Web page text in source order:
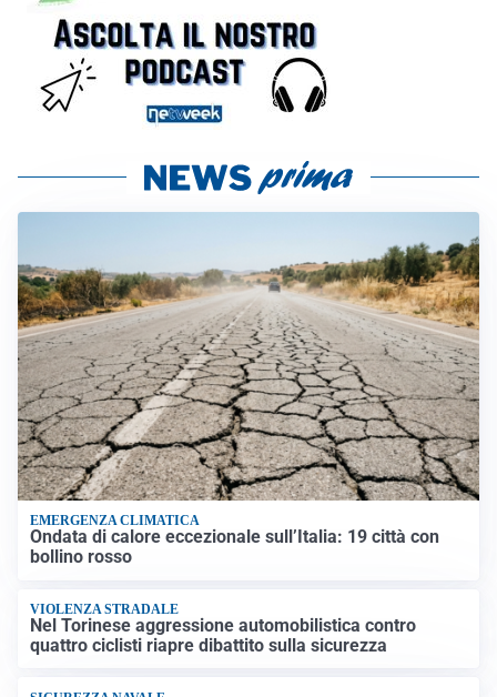
EMERGENZA CLIMATICA
Ondata di calore eccezionale sull’Italia: 19 città con
bollino rosso
VIOLENZA STRADALE
Nel Torinese aggressione automobilistica contro
quattro ciclisti riapre dibattito sulla sicurezza